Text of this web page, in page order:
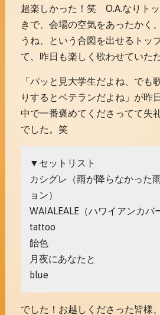
超楽しかった！笑 O.A.なりト
きで、会場の空気をあったかく
うね、という合図を出せるトッ
て、昨日も楽しく歌わせていた
「パッと見大学生だよね、でも
りするとベテランだよね」が昨
中で一番褒めてくださってて失
でした。笑
▼セットリスト
カシグレ（雨が降らなかった
ョン）
WAIALEALE（ハワイアンカバ
tattoo
飴色
月夜にあなたと
blue
でした！お越しくださった皆様